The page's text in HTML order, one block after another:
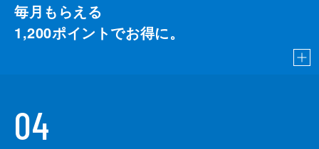
毎月もらえる
1,200ポイントでお得に。
04